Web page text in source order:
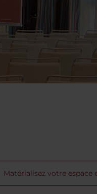
Matérialisez votre espace